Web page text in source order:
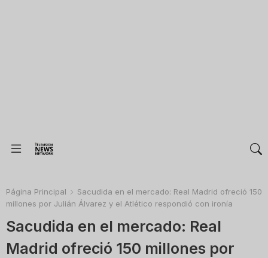
Página Principal
Sacudida en el mercado: Real Madrid ofreció 150
millones por Julián Álvarez y el Atlético respondió con ironía
Sacudida en el mercado: Real
Madrid ofreció 150 millones por